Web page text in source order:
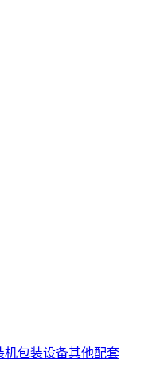
机包装设备其他配套